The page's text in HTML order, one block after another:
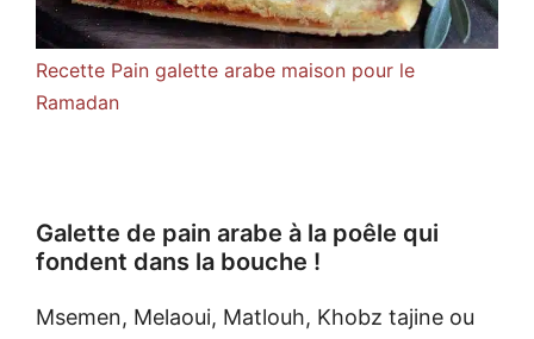
Recette Pain galette arabe maison pour le
Ramadan
Galette de pain arabe à la poêle qui
fondent dans la bouche !
Msemen, Melaoui, Matlouh, Khobz tajine ou